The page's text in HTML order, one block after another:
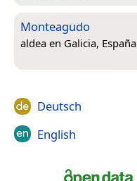
Monteagudo
aldea en Galicia, España
Deutsch
English